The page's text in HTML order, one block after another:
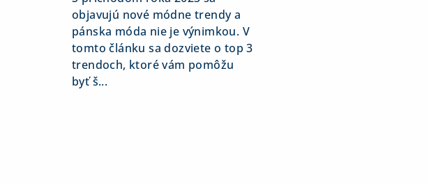
objavujú nové módne trendy a
pánska móda nie je výnimkou. V
tomto článku sa dozviete o top 3
trendoch, ktoré vám pomôžu
byť š...